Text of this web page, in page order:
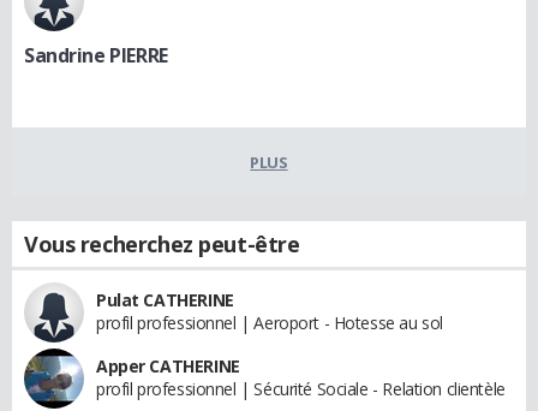
Sandrine PIERRE
PLUS
Vous recherchez peut-être
Pulat CATHERINE
profil professionnel | Aeroport - Hotesse au sol
Apper CATHERINE
profil professionnel | Sécurité Sociale - Relation clientèle